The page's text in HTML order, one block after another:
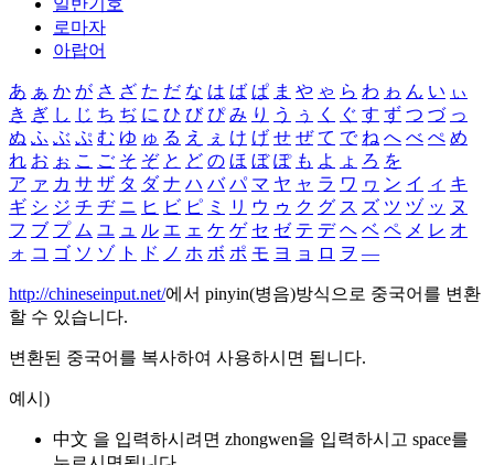
일반기호
로마자
아랍어
あ ぁ か が さ ざ た だ な は ば ぱ ま や ゃ ら わ ゎ ん い ぃ
き ぎ し じ ち ぢ に ひ び ぴ み り う ぅ く ぐ す ず つ づ っ
ぬ ふ ぶ ぷ む ゆ ゅ る え ぇ け げ せ ぜ て で ね へ べ ぺ め
れ お ぉ こ ご そ ぞ と ど の ほ ぼ ぽ も よ ょ ろ を
ア ァ カ サ ザ タ ダ ナ ハ バ パ マ ヤ ャ ラ ワ ヮ ン イ ィ キ
ギ シ ジ チ ヂ ニ ヒ ビ ピ ミ リ ウ ゥ ク グ ス ズ ツ ヅ ッ ヌ
フ ブ プ ム ユ ュ ル エ ェ ケ ゲ セ ゼ テ デ ヘ ベ ペ メ レ オ
ォ コ ゴ ソ ゾ ト ド ノ ホ ボ ポ モ ヨ ョ ロ ヲ ―
http://chineseinput.net/에서 pinyin(병음)방식으로 중국어를 변환
할 수 있습니다.
변환된 중국어를 복사하여 사용하시면 됩니다.
예시)
中文 을 입력하시려면 zhongwen을 입력하시고 space를